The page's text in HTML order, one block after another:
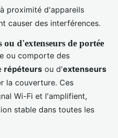
proximité d'appareils
causer des interférences.
d'extenseurs de portée
ou comporte des
répéteurs ou d'extenseurs
la couverture. Ces
Wi-Fi et l'amplifient,
stable dans toutes les